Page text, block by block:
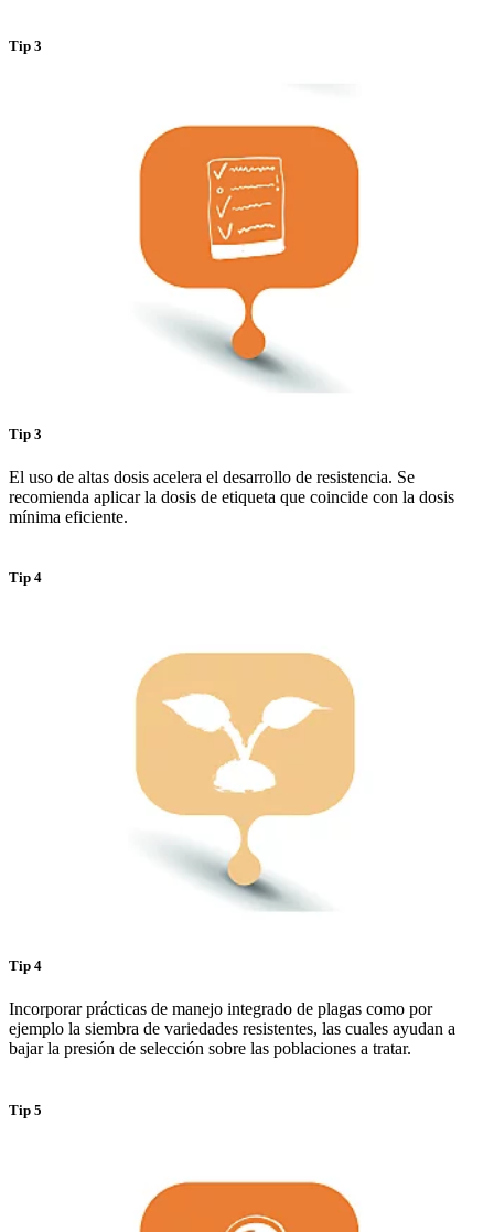
Tip 3
Tip 3
El uso de altas dosis acelera el desarrollo de resistencia. Se
recomienda aplicar la dosis de etiqueta que coincide con la dosis
mínima eficiente.
Tip 4
Tip 4
Incorporar prácticas de manejo integrado de plagas como por
ejemplo la siembra de variedades resistentes, las cuales ayudan a
bajar la presión de selección sobre las poblaciones a tratar.
Tip 5